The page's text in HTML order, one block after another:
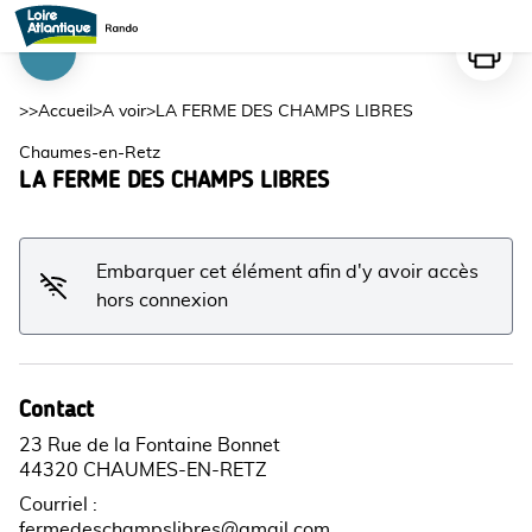
LA FERME DES CHAMPS LIBRES
Voir l'image en plein écran
>>Accueil >A voir>LA FERME DES CHAMPS LIBRES
Chaumes-en-Retz
LA FERME DES CHAMPS LIBRES
Embarquer cet élément afin d'y avoir accès
hors connexion
Contact
23 Rue de la Fontaine Bonnet
44320 CHAUMES-EN-RETZ
Courriel
: